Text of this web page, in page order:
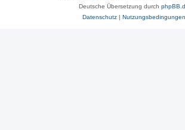
Deutsche Übersetzung durch
Datenschutz| Nutzungsbedingungen